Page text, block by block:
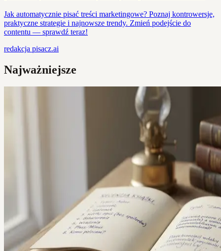
Jak automatycznie pisać treści marketingowe? Poznaj kontrowersje,
praktyczne strategie i najnowsze trendy. Zmień podejście do
contentu — sprawdź teraz!
redakcja pisacz.ai
Najważniejsze